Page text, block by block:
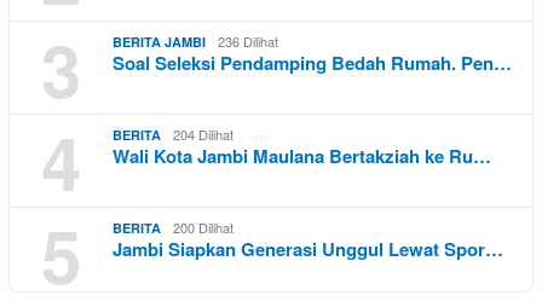
3 BERITA JAMBI 236 Dilihat
Soal Seleksi Pendamping Bedah Rumah. Pen…
4 BERITA 204 Dilihat
Wali Kota Jambi Maulana Bertakziah ke Ru…
5 BERITA 200 Dilihat
Jambi Siapkan Generasi Unggul Lewat Spor…